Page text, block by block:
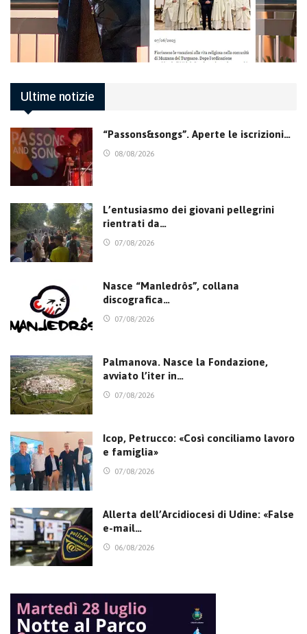
Ultime notizie
“Passons&songs”. Aperte le iscrizioni…
08/08/2026
L’entusiasmo dei giovani pellegrini
rientrati da…
07/08/2026
Nasce “Manledrôs”, collana
discografica…
07/08/2026
Palmanova. Nasce la Fondazione,
avviato l’iter in…
07/08/2026
Icop, Petrucco: «Così conciliamo lavoro
e famiglia»
07/08/2026
Allerta dell’Arcidiocesi di Udine: «False
e-mail…
06/08/2026